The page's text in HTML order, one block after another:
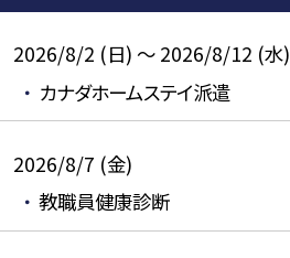
2026/8/2 (日) ～ 2026/8/12 (水)
カナダホームステイ派遣
2026/8/7 (金)
教職員健康診断